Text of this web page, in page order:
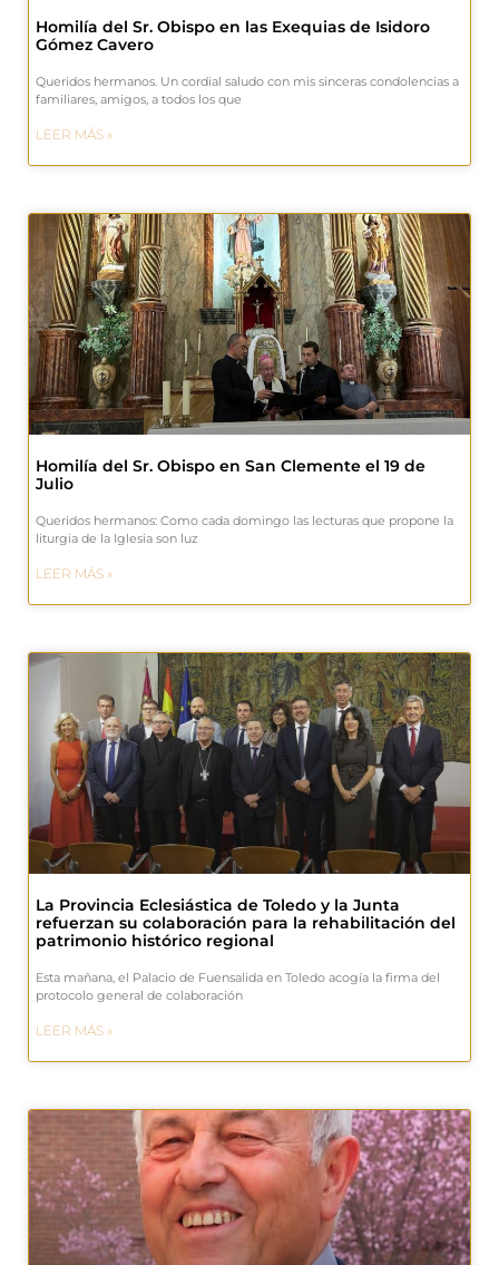
Homilía del Sr. Obispo en las Exequias de Isidoro
Gómez Cavero
Queridos hermanos. Un cordial saludo con mis sinceras condolencias a
familiares, amigos, a todos los que
LEER MÁS »
Homilía del Sr. Obispo en San Clemente el 19 de
Julio
Queridos hermanos: Como cada domingo las lecturas que propone la
liturgia de la Iglesia son luz
LEER MÁS »
La Provincia Eclesiástica de Toledo y la Junta
refuerzan su colaboración para la rehabilitación del
patrimonio histórico regional
Esta mañana, el Palacio de Fuensalida en Toledo acogía la firma del
protocolo general de colaboración
LEER MÁS »